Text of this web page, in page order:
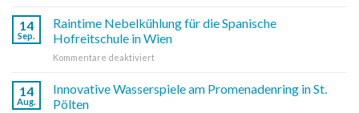
für
Ihre
Nebelkühlung
der
Dachterrasse
Glorious
14
Sep.
Raintime Nebelkühlung für die Spanische
Hofreitschule in Wien
Kommentare deaktiviertfür
Nebelkühlung
für
14
Aug.
Innovative Wasserspiele am Promenadenring in St.
Pölten